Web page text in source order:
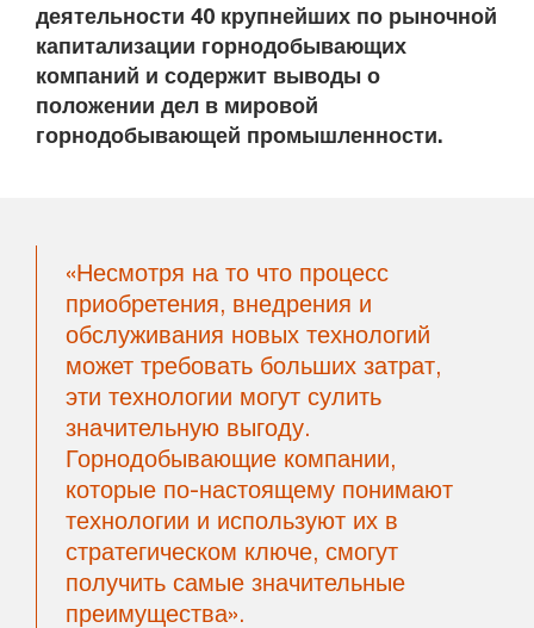
деятельности 40 крупнейших по рыночной
капитализации горнодобывающих
компаний и содержит выводы о
положении дел в мировой
горнодобывающей промышленности.
«Несмотря на то что процесс
приобретения, внедрения и
обслуживания новых технологий
может требовать больших затрат,
эти технологии могут сулить
значительную выгоду.
Горнодобывающие компании,
которые по-настоящему понимают
технологии и используют их в
стратегическом ключе, смогут
получить самые значительные
преимущества».